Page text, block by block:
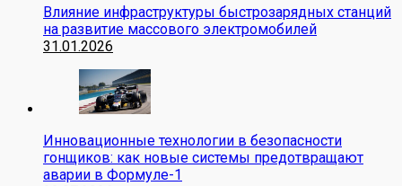
Влияние инфраструктуры быстрозарядных станций
на развитие массового электромобилей
31.01.2026
Инновационные технологии в безопасности
гонщиков: как новые системы предотвращают
аварии в Формуле-1